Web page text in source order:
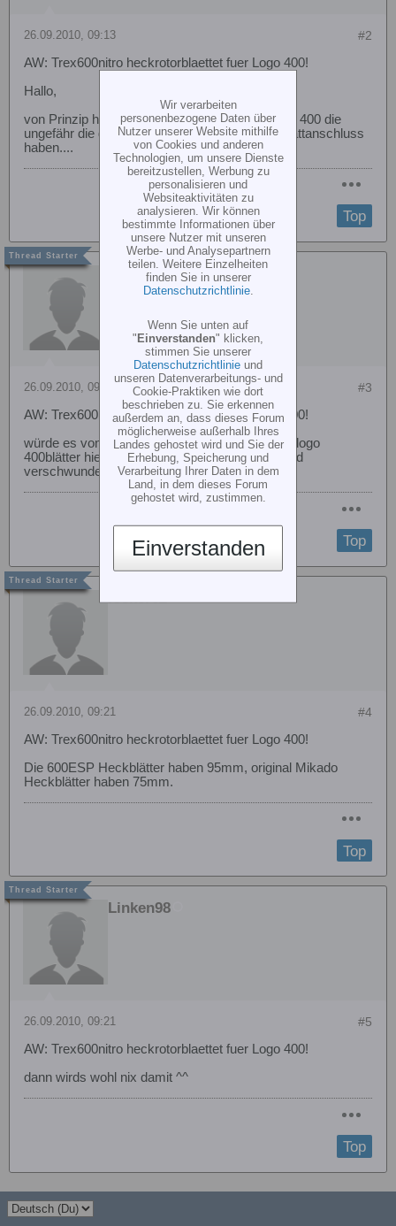
#2
26.09.2010, 09:13
AW: Trex600nitro heckrotorblaettet fuer Logo 400!
Hallo,
von Prinzip her gehen alle Heckblätter am Logo 400 die
ungefähr die gleiche Länge und den geichen Blattanschluss
haben....
Top
Linken98
#3
26.09.2010, 09:16
AW: Trex600nitro heckrotorblaettet fuer Logo 400!
würde es von der länge her passen? hab keine logo
400blätter hier sind leider beide im niemandsland
verschwunden ^^
Top
locker02
#4
26.09.2010, 09:21
AW: Trex600nitro heckrotorblaettet fuer Logo 400!
Die 600ESP Heckblätter haben 95mm, original Mikado
Heckblätter haben 75mm.
Top
Linken98
#5
26.09.2010, 09:21
AW: Trex600nitro heckrotorblaettet fuer Logo 400!
dann wirds wohl nix damit ^^
Top
Wir verarbeiten
personenbezogene Daten über
Nutzer unserer Website mithilfe
von Cookies und anderen
Technologien, um unsere Dienste
bereitzustellen, Werbung zu
personalisieren und
Websiteaktivitäten zu
analysieren. Wir können
bestimmte Informationen über
unsere Nutzer mit unseren
Werbe- und Analysepartnern
teilen. Weitere Einzelheiten
finden Sie in unserer
Datenschutzrichtlinie.
Wenn Sie unten auf
"Einverstanden" klicken,
stimmen Sie unserer
Datenschutzrichtlinie und
unseren Datenverarbeitungs- und
Cookie-Praktiken wie dort
beschrieben zu. Sie erkennen
außerdem an, dass dieses Forum
möglicherweise außerhalb Ihres
Landes gehostet wird und Sie der
Erhebung, Speicherung und
Verarbeitung Ihrer Daten in dem
Land, in dem dieses Forum
gehostet wird, zustimmen.
Einverstanden